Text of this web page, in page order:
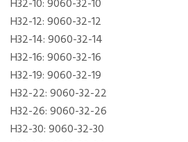
H32-10: 9060-32-10
H32-12: 9060-32-12
H32-14: 9060-32-14
H32-16: 9060-32-16
H32-19: 9060-32-19
H32-22: 9060-32-22
H32-26: 9060-32-26
H32-30: 9060-32-30